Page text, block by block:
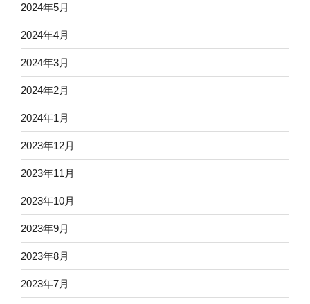
2024年5月
2024年4月
2024年3月
2024年2月
2024年1月
2023年12月
2023年11月
2023年10月
2023年9月
2023年8月
2023年7月